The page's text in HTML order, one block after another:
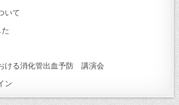
いて
ける消化管出血予防 講演会
ン